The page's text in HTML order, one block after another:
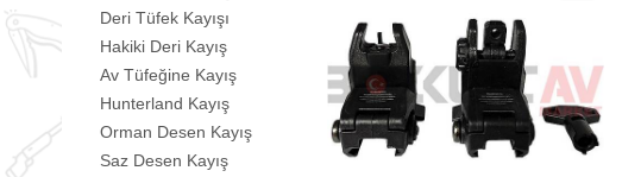
Deri Tüfek Kayışı
Hakiki Deri Kayış
Av Tüfeğine Kayış
Hunterland Kayış
Orman Desen Kayış
Saz Desen Kayış